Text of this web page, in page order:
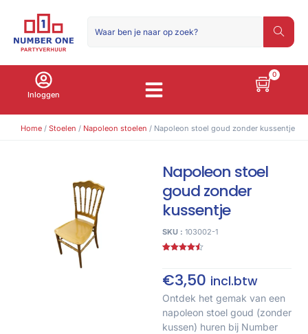
Inloggen
0
Home / Stoelen / Napoleon stoelen / Napoleon stoel goud zonder kussentje
Napoleon stoel
goud zonder
kussentje
SKU : 103002-1
gebaseerd
opklant
waarderingen
€3,50 incl.btw
Ontdek het gemak van een
napoleon stoel goud (zonder
kussen) huren bij Number